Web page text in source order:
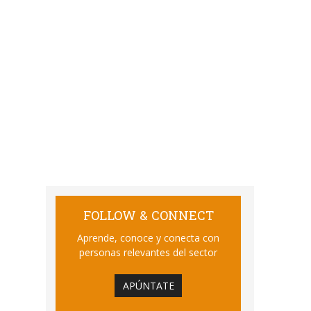
FOLLOW & CONNECT
Aprende, conoce y conecta con
personas relevantes del sector
APÚNTATE